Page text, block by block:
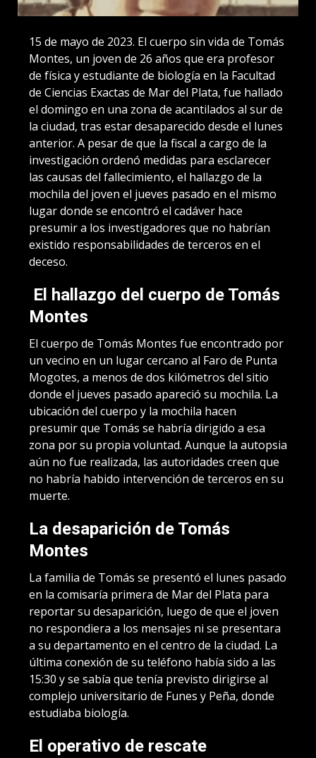
15 de mayo de 2023. El cuerpo sin vida de Tomás
Montes, un joven de 26 años que era profesor
de física y estudiante de biología en la Facultad
de Ciencias Exactas de Mar del Plata, fue hallado
el domingo en una zona de acantilados al sur de
la ciudad, tras estar desaparecido desde el lunes
anterior. A pesar de que la fiscal a cargo de la
investigación ordenó medidas para esclarecer
las causas del fallecimiento, el hallazgo de la
mochila del joven el jueves pasado en el mismo
lugar donde se encontró el cadáver hace
presumir a los investigadores que no habrían
existido responsabilidades de terceros en el
deceso.
El hallazgo del cuerpo de Tomás
Montes
El cuerpo de Tomás Montes fue encontrado por
un vecino en un lugar cercano al Faro de Punta
Mogotes, a menos de dos kilómetros del sitio
donde el jueves pasado apareció su mochila. La
ubicación del cuerpo y la mochila hacen
presumir que Tomás se habría dirigido a esa
zona por su propia voluntad. Aunque la autopsia
aún no fue realizada, las autoridades creen que
no habría habido intervención de terceros en su
muerte.
La desaparición de Tomás
Montes
La familia de Tomás se presentó el lunes pasado
en la comisaría primera de Mar del Plata para
reportar su desaparición, luego de que el joven
no respondiera a los mensajes ni se presentara
a su departamento en el centro de la ciudad. La
última conexión de su teléfono había sido a las
15:30 y se sabía que tenía previsto dirigirse al
complejo universitario de Funes y Peña, donde
estudiaba biología.
El operativo de rescate